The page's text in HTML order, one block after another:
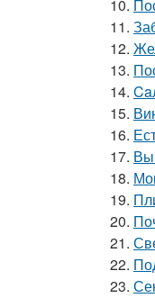
10.
11.
12.
13.
14.
15.
16.
17.
18.
19.
20.
21.
22.
23.